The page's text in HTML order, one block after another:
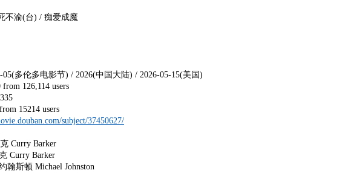
(台) / 痴爱成魔
多伦多电影节) / 2026(中国大陆) / 2026-05-15(美国)
126,114 users
15214 users
subject/37450627/
Barker
Barker
顿 Michael Johnston